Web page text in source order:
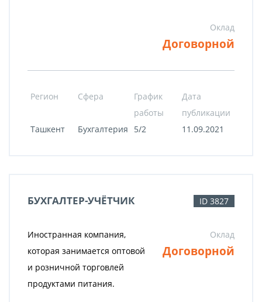
Оклад
Договорной
Регион Сфера
График
работы
Дата
публикации
Ташкент
Бухгалтерия 5/2 11.09.2021
БУХГАЛТЕР-УЧЁТЧИК ID 3827
Иностранная компания,
которая занимается оптовой
и розничной торговлей
продуктами питания.
Оклад
Договорной